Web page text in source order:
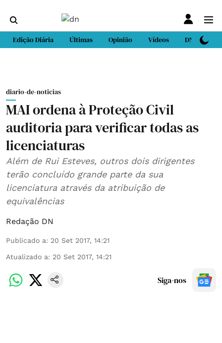
Edição Diária Últimas Opinião Vídeos DN Sport
diario-de-noticias
MAI ordena à Proteção Civil
auditoria para verificar todas as
licenciaturas
Além de Rui Esteves, outros dois dirigentes
terão concluído grande parte da sua
licenciatura através da atribuição de
equivalências
Redação DN
Publicado a: 20 Set 2017, 14:21
Atualizado a: 20 Set 2017, 14:21
Siga-nos